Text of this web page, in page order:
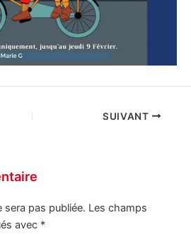
SUIVANT
sera pas publiée. Les champs
avec *